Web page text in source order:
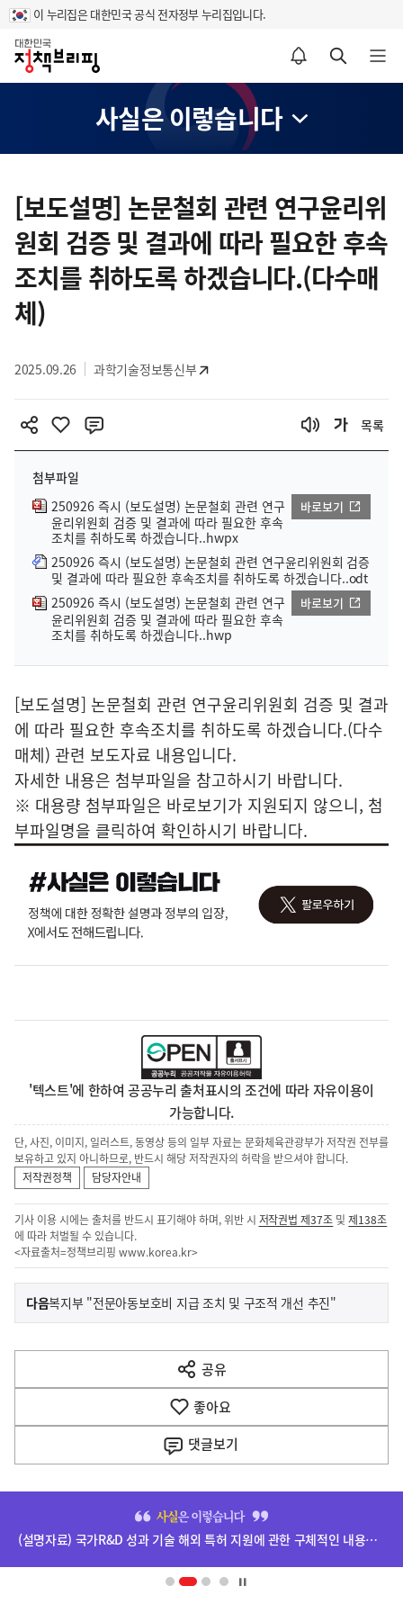
이 누리집은 대한민국 공식 전자정부 누리집입니다.
홈
알림설정 바로가기 검색 바로가기 메뉴 열기
사실은 이렇습니다
텐
츠
영
역
[보도설명] 논문철회 관련 연구윤리위
원회 검증 및 결과에 따라 필요한 후속
조치를 취하도록 하겠습니다.(다수매
체)
2025.09.26 과학기술정보통신부
목록
첨부파일
250926 즉시 (보도설명) 논문철회 관련 연구
윤리위원회 검증 및 결과에 따라 필요한 후속
조치를 취하도록 하겠습니다..hwpx
바로보기
250926 즉시 (보도설명) 논문철회 관련 연구윤리위원회 검증
및 결과에 따라 필요한 후속조치를 취하도록 하겠습니다..odt
250926 즉시 (보도설명) 논문철회 관련 연구
윤리위원회 검증 및 결과에 따라 필요한 후속
조치를 취하도록 하겠습니다..hwp
바로보기
[보도설명] 논문철회 관련 연구윤리위원회 검증 및 결과
에 따라 필요한 후속조치를 취하도록 하겠습니다.(다수
매체) 관련 보도자료 내용입니다.
자세한 내용은 첨부파일을 참고하시기 바랍니다.
※ 대용량 첨부파일은 바로보기가 지원되지 않으니, 첨
부파일명을 클릭하여 확인하시기 바랍니다.
'텍스트'에 한하여 공공누리 출처표시의 조건에 따라 자유이용이
가능합니다.
단, 사진, 이미지, 일러스트, 동영상 등의 일부 자료는 문화체육관광부가 저작권 전부를
보유하고 있지 아니하므로, 반드시 해당 저작권자의 허락을 받으셔야 합니다.
저작권정책
담당자안내
기사 이용 시에는 출처를 반드시 표기해야 하며, 위반 시 저작권법 제37조 및제138조
에 따라 처벌될 수 있습니다.
<자료출처=정책브리핑 www.korea.kr>
이
전
다
음
다음기
복지부 "전문아동보호비 지급 조치 및 구조적 개선 추진"
공유
열
기
좋아요
댓글보기
(설명자료) 국가R&D 성과 기술 해외 특허 지원에 관한 구체적인 내용은 확정되지 않았습니다.